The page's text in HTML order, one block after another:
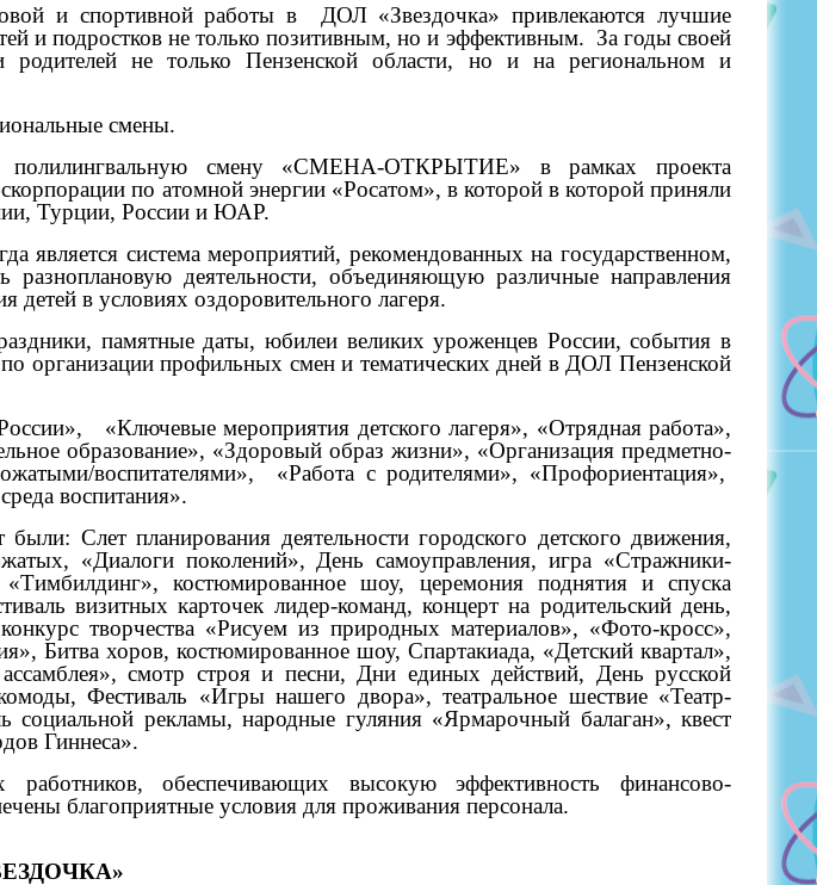
и спортивной работы в
ДОЛ «Звездочка» привлекаются лучшие
и подростков не только позитивным, но и эффективным. За годы своей
не только Пензенской области, но и на региональном и
смены.
смену «СМЕНА-ОТКРЫТИЕ» в рамках проекта
по атомной энергии «Росатом», в которой в которой приняли
Турции, России и ЮАР.
является система мероприятий, рекомендованных на государственном,
деятельности, объединяющую различные направления
детей в условиях оздоровительного лагеря.
памятные даты, юбилеи великих уроженцев России, события в
организации профильных смен и тематических дней в ДОЛ Пензенской
«Ключевые мероприятия детского лагеря», «Отрядная работа»,
образование», «Здоровый образ жизни», «Организация предметно-
воспитателями»,
«Работа с родителями», «Профориентация»,
воспитания».
Слет планирования деятельности городского детского движения,
«Диалоги поколений», День самоуправления, игра «Стражники-
костюмированное шоу, церемония поднятия и спуска
визитных карточек лидер-команд, концерт на родительский день,
творчества «Рисуем из природных материалов», «Фото-кросс»,
Битва хоров, костюмированное шоу, Спартакиада, «Детский квартал»,
смотр строя и песни, Дни единых действий, День русской
Фестиваль «Игры нашего двора», театральное шествие «Театр-
рекламы, народные гуляния «Ярмарочный балаган», квест
Гиннеса».
работников, обеспечивающих высокую эффективность финансово-
благоприятные условия для проживания персонала.